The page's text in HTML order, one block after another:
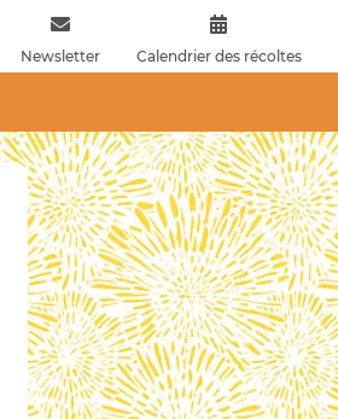
Newsletter Calendrier des récoltes